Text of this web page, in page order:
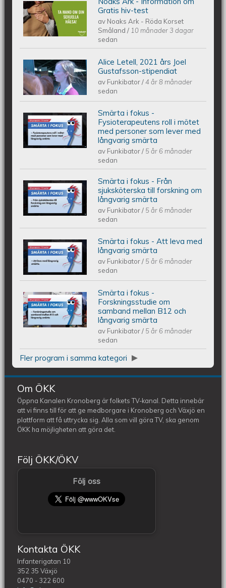
Noaks Ark - Information på 6 språk
Gratis hiv-test
av Noaks Ark - Röda Korset
Småland/ 10 månader 3 dagar
sedan
Alice Letell är årets Joel Gustafsson-
stipendiat
Alice Letell, 2021 års Joel
Gustafsson-stipendiat
av Funkibator/4 år 8 månader
sedan
Smärta i fokus - Fysioterapeutens roll
i mötet med personer som lever med
långvarig smärta
Smärta i fokus -
Fysioterapeutens roll i mötet
med personer som lever med
långvarig smärta
av Funkibator/ 5 år 6 månader
sedan
Smärta i fokus - Från sjuksköterska
till forskning om långvarig smärta
Smärta i fokus - Från
sjuksköterska till forskning om
långvarig smärta
av Funkibator/ 5 år 6 månader
sedan
Smärta i fokus - Att leva med
långvarig smärta
Smärta i fokus - Att leva med
långvarig smärta
av Funkibator/ 5 år 6 månader
sedan
Smärta i fokus - Forskningsstudie om
samband mellan B12 och långvarig
smärta
Smärta i fokus -
Forskningsstudie om
samband mellan B12 och
långvarig smärta
av Funkibator/ 5 år 6 månader
sedan
Fler program i samma kategori
Om ÖKK
Öppna Kanalen Kronoberg är folkets TV-kanal. Detta innebär
att vi finns till för att ge medborgare i Kronoberg och Växjö en
plattform att få uttrycka sig. Alla som vill göra TV, ska genom
ÖKK ha möjligheten att göra det.
Följ ÖKK/ÖKV
Följ oss
Kontakta ÖKK
Infanterigatan 10
352 35 Växjö
0470 - 322 600